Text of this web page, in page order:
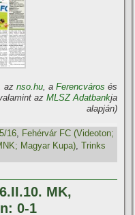
az nso.hu, a Ferencváros és
az MLSZ Adatbankja
alapján)
16, Fehérvár FC (Videoton;
Magyar Kupa) ,Trinks
MK,
0-1